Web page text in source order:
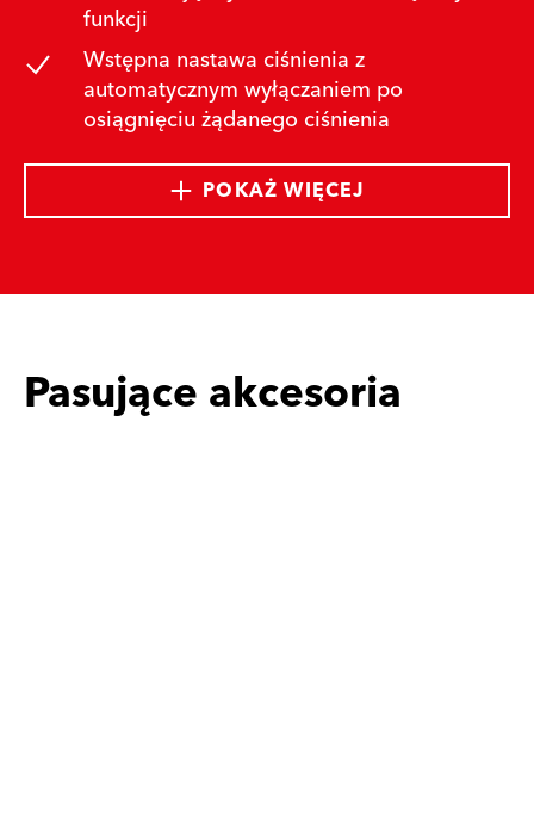
funkcji
Wstępna nastawa ciśnienia z
automatycznym wyłączaniem po
osiągnięciu żądanego ciśnienia
POKAŻ WIĘCEJ
Pasujące akcesoria